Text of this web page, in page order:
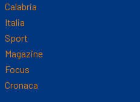
Calabria
Italia
Sport
Magazine
Focus
Cronaca